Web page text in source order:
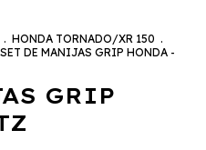
. HONDA TORNADO/XR 150 .
SET DE MANIJAS GRIP HONDA -
GRIP